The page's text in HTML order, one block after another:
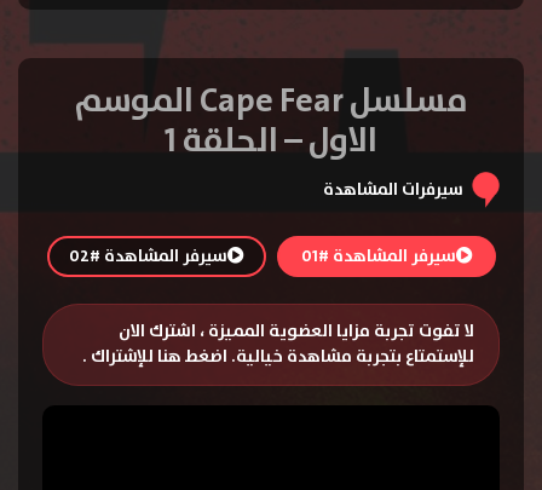
مسلسل Cape Fear الموسم
الاول – الحلقة 1
سيرفرات المشاهدة
سيرفر المشاهدة #01 سيرفر المشاهدة #02
لا تفوت تجربة مزايا العضوية المميزة ، اشترك الان
للإستمتاع بتجربة مشاهدة خيالية. اضغط هنا للإشتراك .